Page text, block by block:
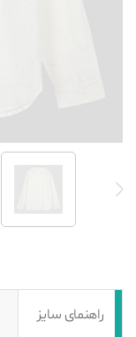
راهنمای سایز